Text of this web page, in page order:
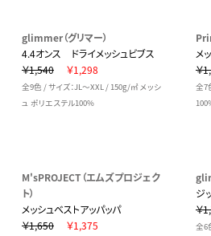
glimmer（グリマー）
4.4オンス ドライメッシュビブス
￥1,540
￥1,298
全9色 / サイズ：JL～XXL / 150g/㎡ メッシ
ュ ポリエステル100%
メ
￥
全7
M'sPROJECT（エムズプロジェク
ト）
メッシュベストアッパッパ
￥1,650
￥1,375
ジ
￥
全6